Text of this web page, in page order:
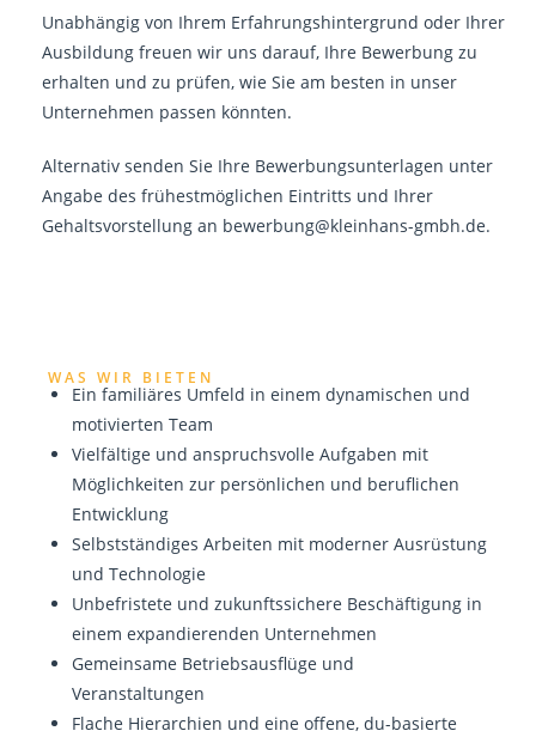
Unabhängig von Ihrem Erfahrungshintergrund oder Ihrer
Ausbildung freuen wir uns darauf, Ihre Bewerbung zu
erhalten und zu prüfen, wie Sie am besten in unser
Unternehmen passen könnten.
Alternativ senden Sie Ihre Bewerbungsunterlagen unter
Angabe des frühestmöglichen Eintritts und Ihrer
Gehaltsvorstellung an bewerbung@kleinhans-gmbh.de.
WAS WIR BIETEN
Ein familiäres Umfeld in einem dynamischen und
motivierten Team
Vielfältige und anspruchsvolle Aufgaben mit
Möglichkeiten zur persönlichen und beruflichen
Entwicklung
Selbstständiges Arbeiten mit moderner Ausrüstung
und Technologie
Unbefristete und zukunftssichere Beschäftigung in
einem expandierenden Unternehmen
Gemeinsame Betriebsausflüge und
Veranstaltungen
Flache Hierarchien und eine offene, du-basierte